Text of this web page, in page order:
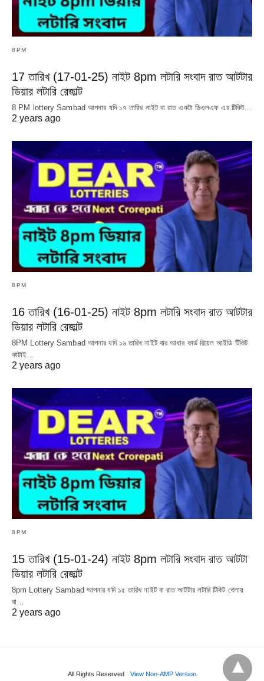
8PM
17 তারিখ (17-01-25) নাইট 8pm লটারি সংবাদ রাত আটটার
ডিয়ার লটারি রেজাল্ট
8 PM lottery Sambad আপনার যদি ১৭ তারিখ নাইট বা রাত একটা ডিএলএফ এর টিকিট…
2 years ago
8PM
16 তারিখ (16-01-25) নাইট 8pm লটারি সংবাদ রাত আটটার
ডিয়ার লটারি রেজাল্ট
8PM Lottery Sambad আপনার যদি ১৬ তারিখ নাইট বার আধার কার্ড রিয়েল আইডি টিকিট
কাটাই…
2 years ago
8PM
15 তারিখ (15-01-24) নাইট 8pm লটারি সংবাদ রাত আটটা
ডিয়ার লটারি রেজাল্ট
8pm Lottery Sambad আপনার যদি ১৫ তারিখ নাইট বা রাত আটটার লটারি টিকিট খেলায়
বা…
2 years ago
All Rights Reserved View Non-AMP Version